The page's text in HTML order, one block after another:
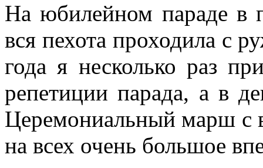
На юбилейном параде в
вся пехота проходила с
года я несколько раз
репетиции парада, а в
Церемониальный марш с
на всех очень большое